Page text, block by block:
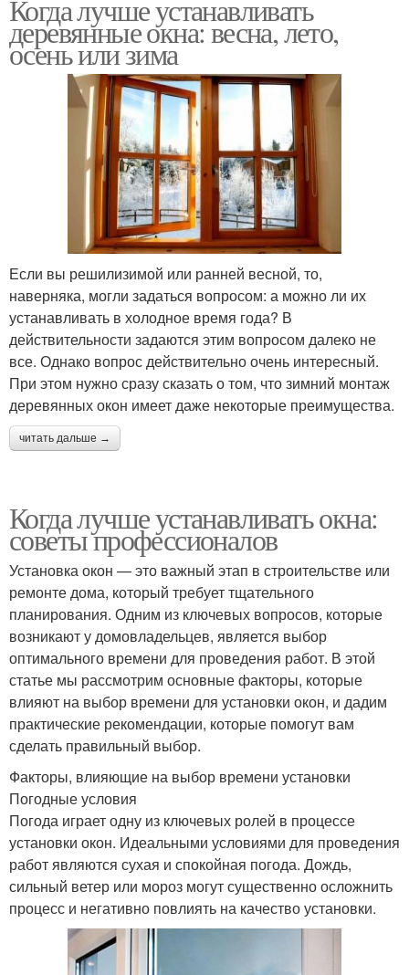
Когда лучше устанавливать
деревянные окна: весна, лето,
осень или зима
Если вы решилизимой или ранней весной, то,
наверняка, могли задаться вопросом: а можно ли их
устанавливать в холодное время года? В
действительности задаются этим вопросом далеко не
все. Однако вопрос действительно очень интересный.
При этом нужно сразу сказать о том, что зимний монтаж
деревянных окон имеет даже некоторые преимущества.
читать дальше →
Когда лучше устанавливать окна:
советы профессионалов
Установка окон — это важный этап в строительстве или
ремонте дома, который требует тщательного
планирования. Одним из ключевых вопросов, которые
возникают у домовладельцев, является выбор
оптимального времени для проведения работ. В этой
статье мы рассмотрим основные факторы, которые
влияют на выбор времени для установки окон, и дадим
практические рекомендации, которые помогут вам
сделать правильный выбор.
Факторы, влияющие на выбор времени установки
Погодные условия
Погода играет одну из ключевых ролей в процессе
установки окон. Идеальными условиями для проведения
работ являются сухая и спокойная погода. Дождь,
сильный ветер или мороз могут существенно осложнить
процесс и негативно повлиять на качество установки.